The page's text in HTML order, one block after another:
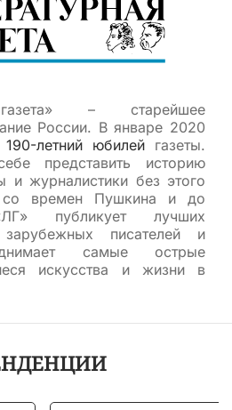
газета» – старейшее
России. В январе 2020
летний юбилей газеты.
представить историю
и журналистики без этого
со времен Пушкина и до
публикует лучших
писателей и
самые острые
искусства и жизни в